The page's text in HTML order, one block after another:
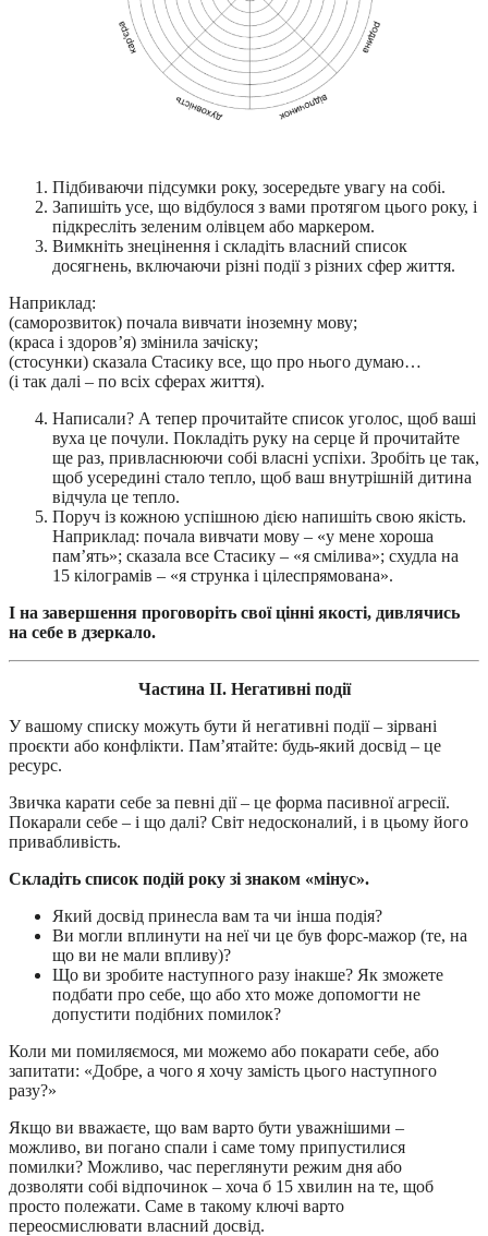
Підбиваючи підсумки року, зосередьте увагу на собі.
Запишіть усе, що відбулося з вами протягом цього року, і
підкресліть зеленим олівцем або маркером.
Вимкніть знецінення і складіть власний список
досягнень, включаючи різні події з різних сфер життя.
Наприклад:
(саморозвиток) почала вивчати іноземну мову;
(краса і здоров’я) змінила зачіску;
(стосунки) сказала Стасику все, що про нього думаю…
(і так далі – по всіх сферах життя).
Написали? А тепер прочитайте список уголос, щоб ваші
вуха це почули. Покладіть руку на серце й прочитайте
ще раз, привласнюючи собі власні успіхи. Зробіть це так,
щоб усередині стало тепло, щоб ваш внутрішній дитина
відчула це тепло.
Поруч із кожною успішною дією напишіть свою якість.
Наприклад: почала вивчати мову – «у мене хороша
пам’ять»; сказала все Стасику – «я смілива»; схудла на
15 кілограмів – «я струнка і цілеспрямована».
І на завершення проговоріть свої цінні якості, дивлячись
на себе в дзеркало.
Частина II. Негативні події
У вашому списку можуть бути й негативні події – зірвані
проєкти або конфлікти. Пам’ятайте: будь-який досвід – це
ресурс.
Звичка карати себе за певні дії – це форма пасивної агресії.
Покарали себе – і що далі? Світ недосконалий, і в цьому його
привабливість.
Складіть список подій року зі знаком «мінус».
Який досвід принесла вам та чи інша подія?
Ви могли вплинути на неї чи це був форс-мажор (те, на
що ви не мали впливу)?
Що ви зробите наступного разу інакше? Як зможете
подбати про себе, що або хто може допомогти не
допустити подібних помилок?
Коли ми помиляємося, ми можемо або покарати себе, або
запитати: «Добре, а чого я хочу замість цього наступного
разу?»
Якщо ви вважаєте, що вам варто бути уважнішими –
можливо, ви погано спали і саме тому припустилися
помилки? Можливо, час переглянути режим дня або
дозволяти собі відпочинок – хоча б 15 хвилин на те, щоб
просто полежати. Саме в такому ключі варто
переосмислювати власний досвід.